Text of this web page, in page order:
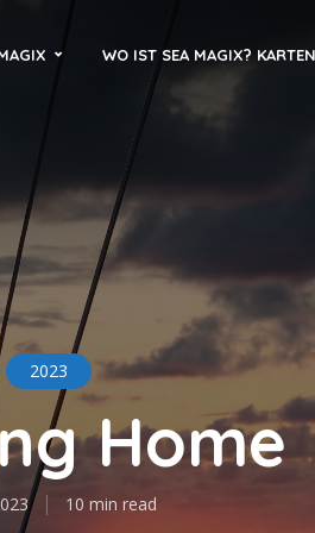
WO IST SEA MAGIX? KARTEN
2023
Home
10 min read